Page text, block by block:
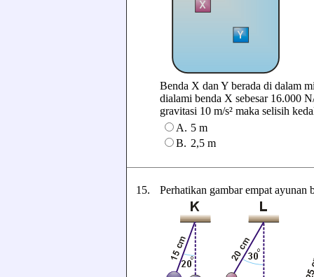
Benda X dan Y berada di dalam
dialami benda X sebesar 16.000
gravitasi 10 m/s² maka selisih
A. 5 m
B. 2,5 m
15. Perhatikan gambar empat ayunan